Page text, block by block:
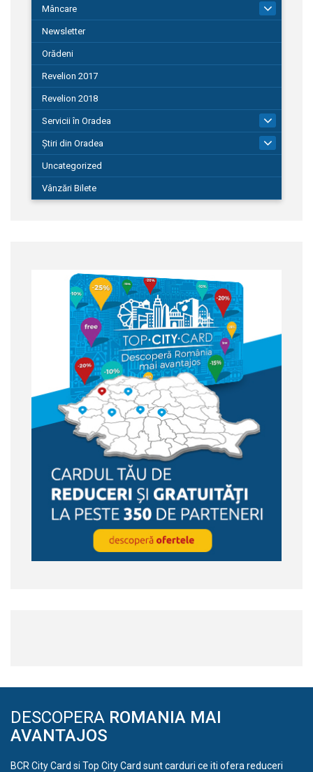
Mâncare
Newsletter
Orădeni
Revelion 2017
Revelion 2018
Servicii în Oradea
Știri din Oradea
Uncategorized
Vânzări Bilete
DESCOPERA ROMANIA MAI
AVANTAJOS
BCR City Card si Top City Card sunt carduri ce iti ofera reduceri